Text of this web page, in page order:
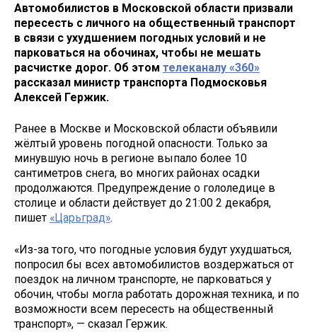
Автомобилистов в Московской области призвали
пересесть с личного на общественный транспорт
в связи с ухудшением погодных условий и не
парковаться на обочинах, чтобы не мешать
расчистке дорог. Об этом телеканалу «360»
рассказал министр транспорта Подмосковья
Алексей Гержик.
Ранее в Москве и Московской области объявили
жёлтый уровень погодной опасности. Только за
минувшую ночь в регионе выпало более 10
сантиметров снега, во многих районах осадки
продолжаются. Предупреждение о гололедице в
столице и области действует до 21:00 2 декабря,
пишет «Царьград».
«Из-за того, что погодные условия будут ухудшаться,
попросил бы всех автомобилистов воздержаться от
поездок на личном транспорте, не парковаться у
обочин, чтобы могла работать дорожная техника, и по
возможности всем пересесть на общественный
транспорт», — сказал Гержик.